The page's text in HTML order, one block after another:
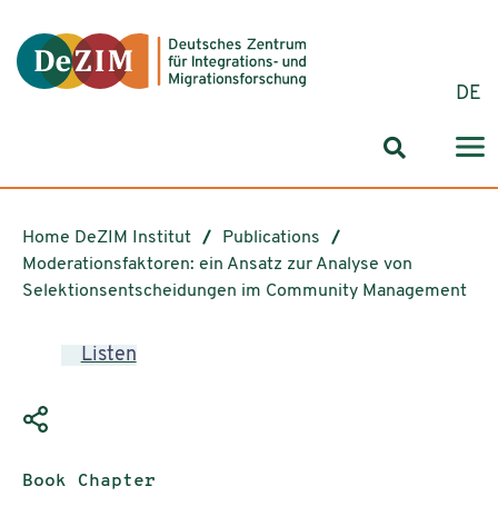
DE
Search
Home DeZIM Institut
Publications
Moderationsfaktoren: ein Ansatz zur Analyse von
Selektionsentscheidungen im Community Management
Listen
Publication type:
Book Chapter